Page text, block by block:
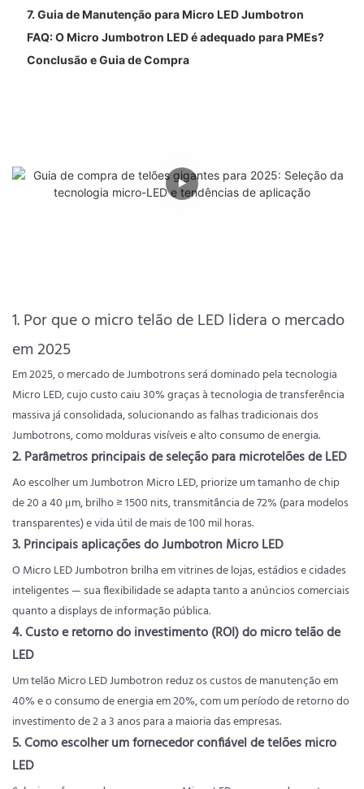
7. Guia de Manutenção para Micro LED Jumbotron
FAQ: O Micro Jumbotron LED é adequado para PMEs?
Conclusão e Guia de Compra
1. Por que o micro telão de LED lidera o mercado
em 2025
Em 2025, o mercado de Jumbotrons será dominado pela tecnologia
Micro LED, cujo custo caiu 30% graças à tecnologia de transferência
massiva já consolidada, solucionando as falhas tradicionais dos
Jumbotrons, como molduras visíveis e alto consumo de energia.
2. Parâmetros principais de seleção para microtelões de LED
Ao escolher um Jumbotron Micro LED, priorize um tamanho de chip
de 20 a 40 μm, brilho ≥ 1500 nits, transmitância de 72% (para modelos
transparentes) e vida útil de mais de 100 mil horas.
3. Principais aplicações do Jumbotron Micro LED
O Micro LED Jumbotron brilha em vitrines de lojas, estádios e cidades
inteligentes — sua flexibilidade se adapta tanto a anúncios comerciais
quanto a displays de informação pública.
4. Custo e retorno do investimento (ROI) do micro telão de
LED
Um telão Micro LED Jumbotron reduz os custos de manutenção em
40% e o consumo de energia em 20%, com um período de retorno do
investimento de 2 a 3 anos para a maioria das empresas.
5. Como escolher um fornecedor confiável de telões micro
LED